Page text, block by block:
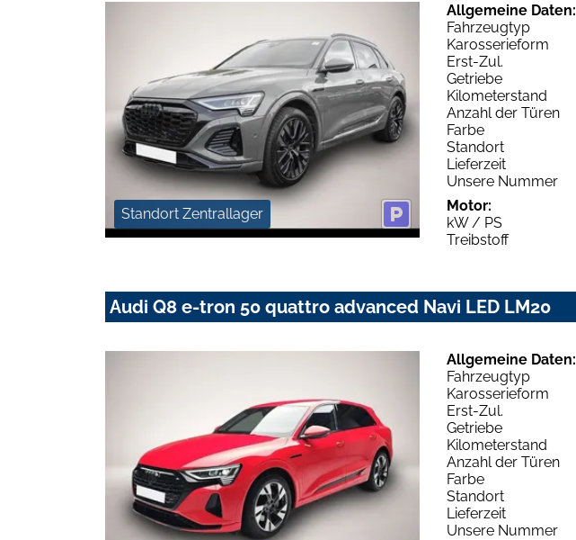
Standort Zentrallager
Allgemeine Daten:
Fahrzeugtyp
Karosserieform
Erst-Zul.
Getriebe
Kilometerstand
Anzahl der Türen
Farbe
Standort
Lieferzeit
Unsere Nummer
Motor:
kW / PS
Treibstoff
Audi Q8 e-tron 50 quattro advanced Navi LED LM20
Allgemeine Daten:
Fahrzeugtyp
Karosserieform
Erst-Zul.
Getriebe
Kilometerstand
Anzahl der Türen
Farbe
Standort
Lieferzeit
Unsere Nummer